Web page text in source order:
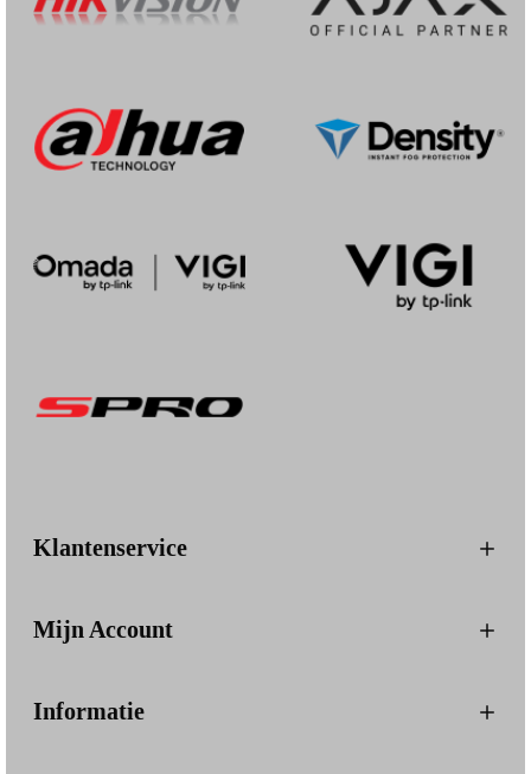
Klantenservice
Mijn Account
Informatie